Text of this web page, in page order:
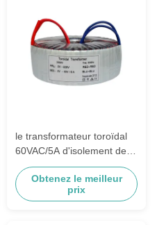
le transformateur toroïdal
60VAC/5A d'isolement de la
communication 300W
cuivrent/aluminiums
Obtenez le meilleur
prix